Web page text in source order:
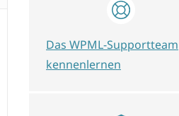
Das WPML-Supportteam
kennenlernen